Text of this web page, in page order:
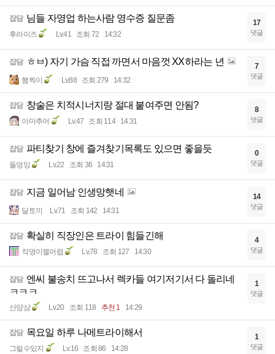
잡담 님들 자영업 하는사람 영수증 질문좀
후라이즈 Lv.41 조회 72 14:32
17
댓글
잡담 ㅎㅂ) 자기 가슴 직접 까면서 마음껏 XX하라는 년
햄찍이 Lv.88 조회 279 14:32
7
댓글
잡담 창술은 치적시너지랑 절대 붙여주면 안됨?
아마추어 Lv.47 조회 114 14:31
8
댓글
잡담 파티찾기 창에 즐겨찾기목록도 있으면 좋을듯
돌덩잉 Lv.22 조회 36 14:31
0
댓글
잡담 지금 일어남 인생망햇네
달토끼 Lv.71 조회 142 14:31
14
댓글
잡담 확실히 직장인은 트라이 힘들긴해
작명이젤어렵 Lv.78 조회 127 14:30
4
댓글
잡담 엔씨 불송치 뜨고나서 렉카들 여기저기서 다 돌리네
ㅋㅋㅋ
산양삼 Lv.20 조회 118 추천 1 14:29
1
댓글
잡담 목요일 하루 나메트라이해서
그럴수있지 Lv.16 조회 86 14:28
1
댓글